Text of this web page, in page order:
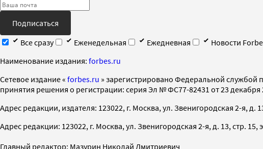
Подписаться
Все сразу
Еженедельная Ежедневная
Новости
Наименование издания: forbes.ru
Cетевое издание « forbes.ru » зарегистрировано Федеральной
принятия решения о регистрации: серия Эл № ФС77-82431 от 23 декабря
Адрес редакции, издателя: 123022, г. Москва, ул. Звенигородская 2-я, д.
Адрес редакции: 123022, г. Москва, ул. Звенигородская 2-я, д. 13, стр. 15,
Главный редактор: Мазурин Николай Дмитриевич